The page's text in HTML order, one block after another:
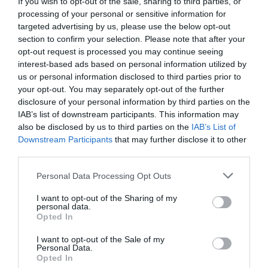
processing of your personal or sensitive information for
targeted advertising by us, please use the below opt-out
section to confirm your selection. Please note that after your
opt-out request is processed you may continue seeing
interest-based ads based on personal information utilized by
us or personal information disclosed to third parties prior to
your opt-out. You may separately opt-out of the further
disclosure of your personal information by third parties on the
IAB’s list of downstream participants. This information may
also be disclosed by us to third parties on the IAB’s List of
Downstream Participants that may further disclose it to other
Please note that this website/app uses one or more Google
not limited to your visit or usage behaviour. You may click to
grant or deny consent to Google and its third-party tags to
use your data for below specified purposes in below Google
consent section.
Personal Data Processing Opt Outs
I want to opt-out of the Sharing of my
personal data.
Opted In
I want to opt-out of the Sale of my
Personal Data.
Opted In
38χρονης Βρετανίδας στην Κυψέλη
Χωρίς τις αισθήσεις του ανασύρθηκε 43χρονος στη
Μετώπη στον Σαρωνικό
Παγκόσμιο Πρωτάθλημα Κωπηλασίας: Αργυρό μετάλλιο
για Χιώτη και Αλεξίου
Πένθος για τον Μέσι - Πέθανε ο πατέρας του Χόρχε
Θρίλερ στον Λυκαβηττό: Σε 57χρονη γυναίκα που είχε
Οι φωτιές, οι ανεμογεννήτριες και η προχειρότητα
ΟΛΕΣ ΟΙ ΕΙΔΗΣΕΙΣ →
διαβάστε ακόμη